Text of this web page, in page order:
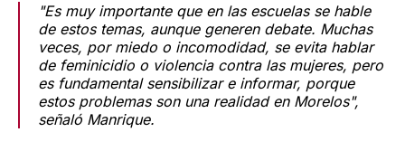
"Es muy importante que en las escuelas se hable
de estos temas, aunque generen debate. Muchas
veces, por miedo o incomodidad, se evita hablar
de feminicidio o violencia contra las mujeres, pero
es fundamental sensibilizar e informar, porque
estos problemas son una realidad en Morelos",
señaló Manrique.